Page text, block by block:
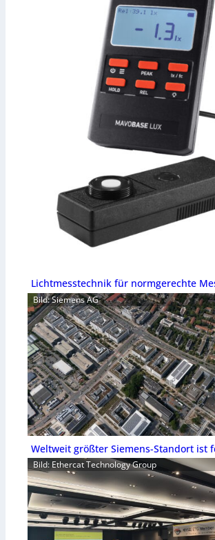
Lichtmesstechnik für normgerechte
Bild: Siemens AG
Weltweit größter Siemens-Standort ist
Bild: Ethercat Technology Group